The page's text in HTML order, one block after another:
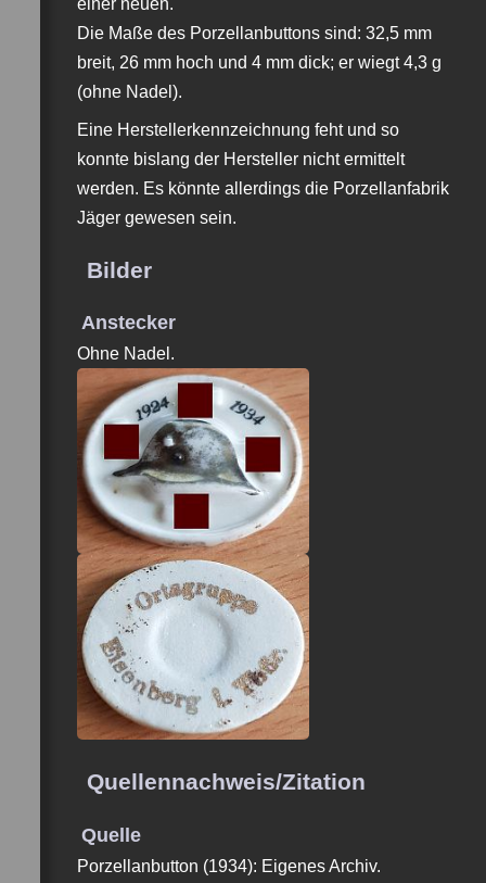
Die Maße des Porzellanbuttons sind: 32,5 mm
breit, 26 mm hoch und 4 mm dick; er wiegt 4,3 g
(ohne Nadel).
Eine Herstellerkennzeichnung feht und so
konnte bislang der Hersteller nicht ermittelt
werden. Es könnte allerdings die Porzellanfabrik
Jäger gewesen sein.
Bilder
Anstecker
Ohne Nadel.
Quellennachweis/Zitation
Quelle
Porzellanbutton (1934): Eigenes Archiv.